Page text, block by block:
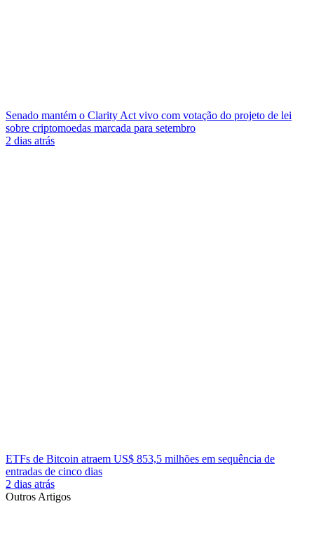
Senado mantém o Clarity Act vivo com votação do projeto de lei
sobre criptomoedas marcada para setembro
2 dias atrás
ETFs de Bitcoin atraem US$ 853,5 milhões em sequência de
entradas de cinco dias
2 dias atrás
Outros Artigos